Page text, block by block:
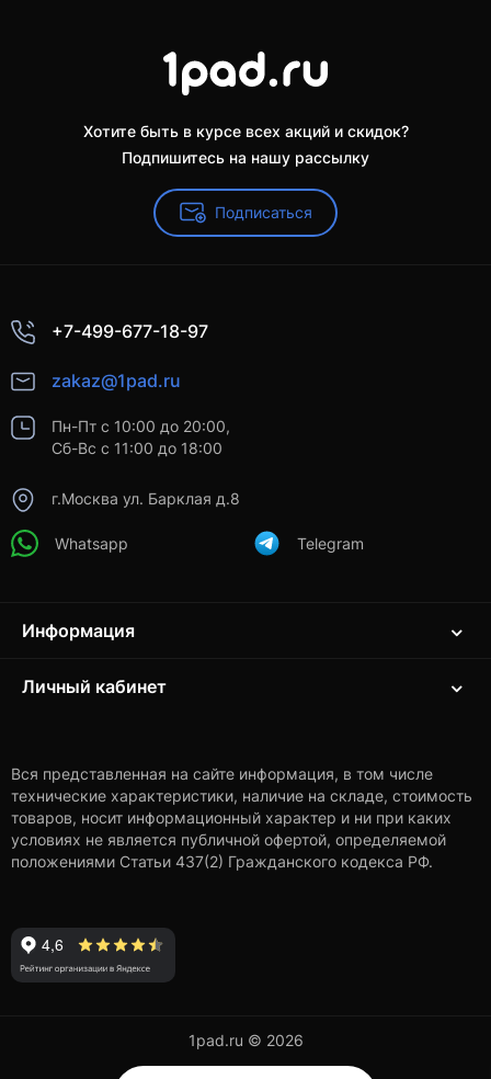
Хотите быть в курсе всех акций и скидок?
Подпишитесь на нашу рассылку
Подписаться
+7-499-677-18-97
zakaz@1pad.ru
Пн-Пт с 10:00 до 20:00,
Сб-Вс с 11:00 до 18:00
г.Москва ул. Барклая д.8
Whatsapp Telegram
Информация
Личный кабинет
Вся представленная на сайте информация, в том числе
технические характеристики, наличие на складе, стоимость
товаров, носит информационный характер и ни при каких
условиях не является публичной офертой, определяемой
положениями Статьи 437(2) Гражданского кодекса РФ.
1pad.ru © 2026